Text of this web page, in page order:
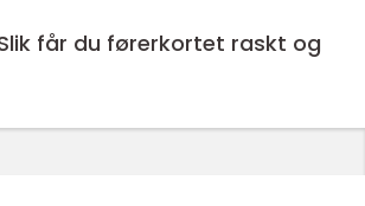
får du førerkortet raskt og